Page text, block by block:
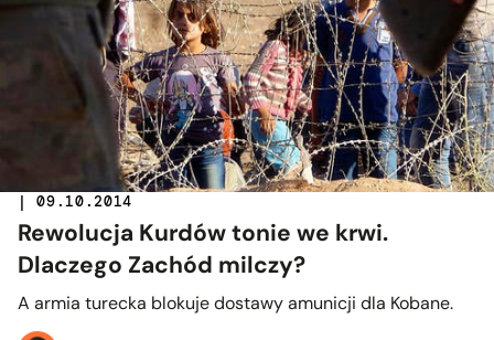
| 09.10.2014
Rewolucja Kurdów tonie we krwi.
Dlaczego Zachód milczy?
A armia turecka blokuje dostawy amunicji dla Kobane.